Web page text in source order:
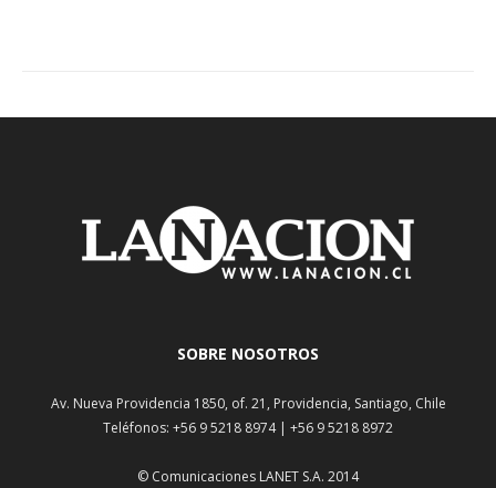
SOBRE NOSOTROS
Av. Nueva Providencia 1850, of. 21, Providencia, Santiago, Chile
Teléfonos: +56 9 5218 8974 | +56 9 5218 8972
© Comunicaciones LANET S.A. 2014